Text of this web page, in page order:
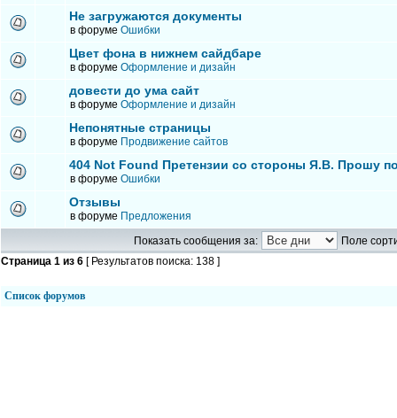
Не загружаются документы
в форуме Ошибки
Цвет фона в нижнем сайдбаре
в форуме Оформление и дизайн
довести до ума сайт
в форуме Оформление и дизайн
Непонятные страницы
в форуме Продвижение сайтов
404 Not Found Претензии со стороны Я.В. Прошу
в форуме Ошибки
Отзывы
в форуме Предложения
Показать сообщения за:
Поле
Страница 1 из 6 [ Результатов поиска: 138 ]
Список форумов